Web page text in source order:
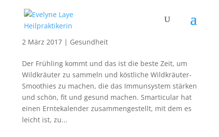
Erntekalender für Wildpflanzen
2 März 2017| Gesundheit
Der Frühling kommt und das ist die beste Zeit, um
Wildkräuter zu sammeln und köstliche Wildkräuter-
Smoothies zu machen, die das Immunsystem stärken
und schön, fit und gesund machen. Smarticular hat
einen Erntekalender zusammengestellt, mit dem es
leicht ist, zu...